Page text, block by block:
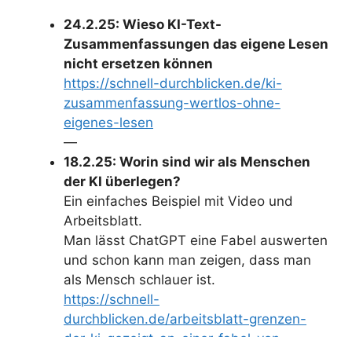
24.2.25: Wieso KI-Text-
Zusammenfassungen das eigene Lesen
nicht ersetzen können
https://schnell-durchblicken.de/ki-
zusammenfassung-wertlos-ohne-
eigenes-lesen
—
18.2.25: Worin sind wir als Menschen
der KI überlegen?
Ein einfaches Beispiel mit Video und
Arbeitsblatt.
Man lässt ChatGPT eine Fabel auswerten
und schon kann man zeigen, dass man
als Mensch schlauer ist.
https://schnell-
durchblicken.de/arbeitsblatt-grenzen-